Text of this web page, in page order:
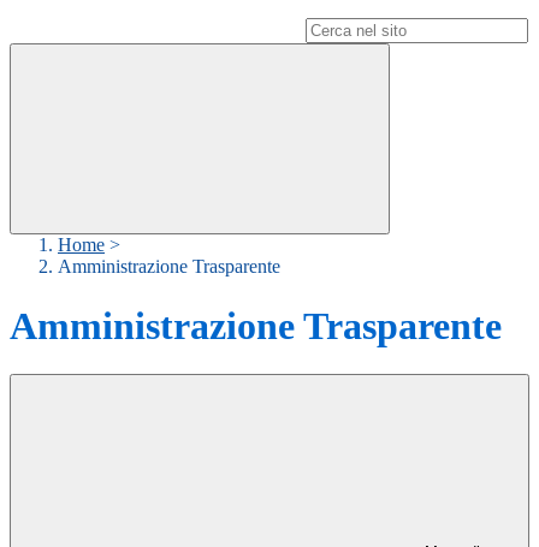
Home >
Amministrazione Trasparente
Amministrazione Trasparente